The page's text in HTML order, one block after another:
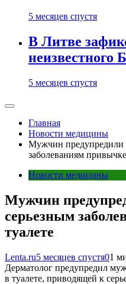
5 месяцев спустя
В Литве
неизвестного
5 месяцев спустя
Главная
Новости медицины
Мужчин предупредили
заболеваниям
Новости медицины
Мужчин
серьезным
туалете
Lenta.ru5 месяцев спустя01
Дерматолог предупредил
в туалете, приводящей к